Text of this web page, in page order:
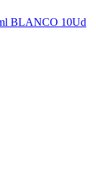
BLANCO 10Ud